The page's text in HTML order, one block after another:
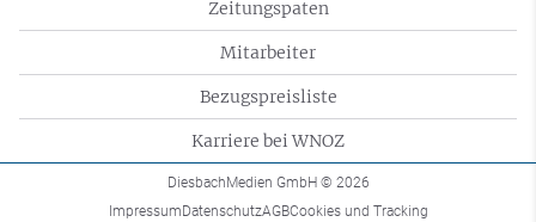
Zeitungspaten
Mitarbeiter
Bezugspreisliste
Karriere bei WNOZ
DiesbachMedien GmbH © 2026
ImpressumDatenschutzAGBCookies und Tracking